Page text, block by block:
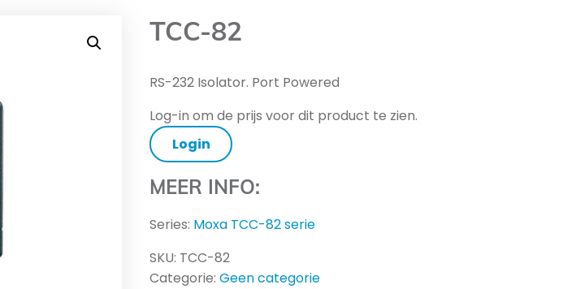
TCC-82
RS-232 Isolator. Port Powered
Log-in om de prijs voor dit product te zien.
Login
MEER INFO:
Series: Moxa TCC-82 serie
SKU: TCC-82
Categorie:Geen categorie